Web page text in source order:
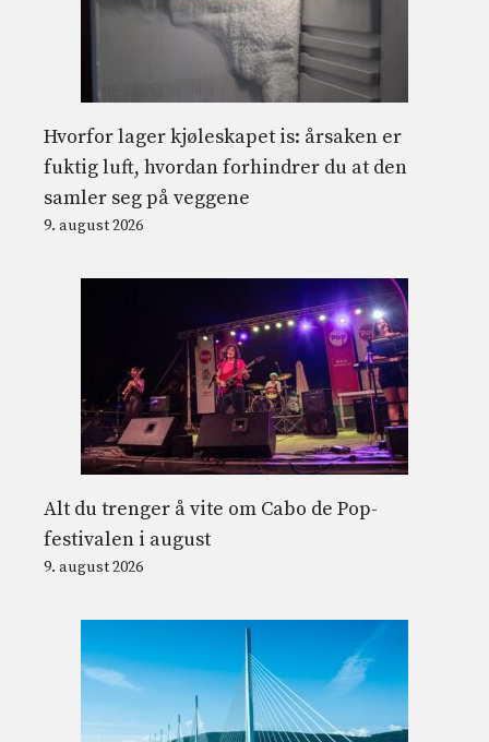
Hvorfor lager kjøleskapet is: årsaken er
fuktig luft, hvordan forhindrer du at den
samler seg på veggene
9. august 2026
Alt du trenger å vite om Cabo de Pop-
festivalen i august
9. august 2026